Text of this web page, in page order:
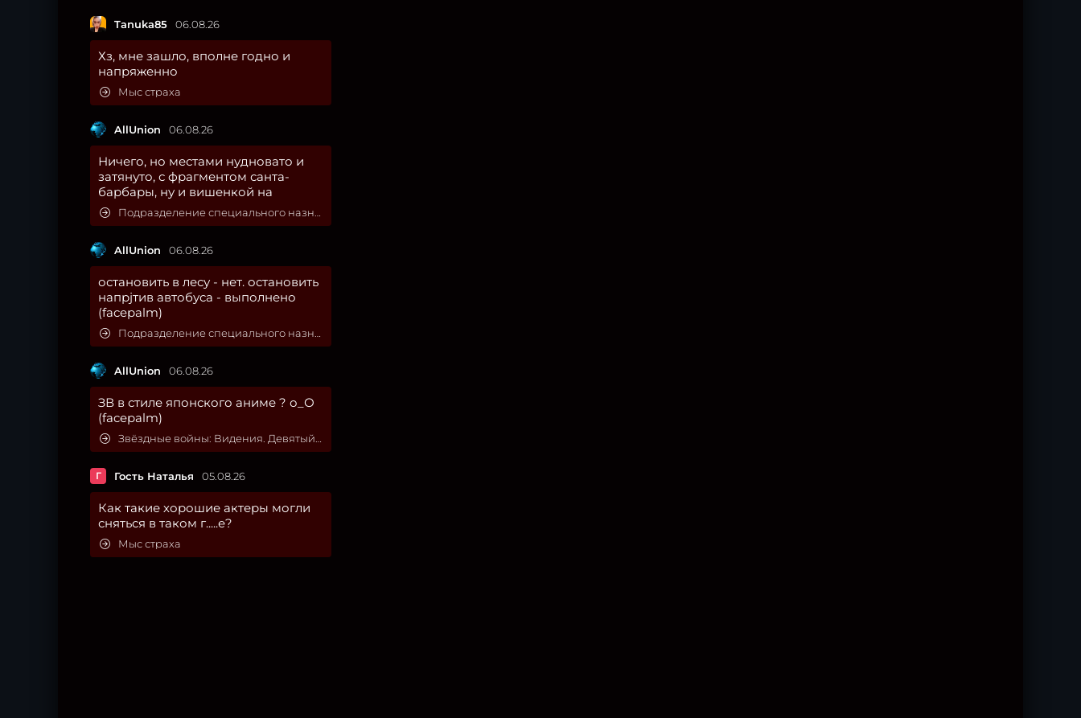
Tanuka85 06.08.26
Хз, мне зашло, вполне годно и
напряженно
Мыс страха
AllUnion 06.08.26
Ничего, но местами нудновато и
затянуто, с фрагментом санта-
барбары, ну и вишенкой на
Подразделение специального назначения
AllUnion 06.08.26
остановить в лесу - нет. остановить
напрjтив автобуса - выполнено
(facepalm)
Подразделение специального назначения
AllUnion 06.08.26
ЗВ в стиле японского аниме ? о_О
(facepalm)
Звёздные войны: Видения. Девятый джедай
Г Гость Наталья 05.08.26
Как такие хорошие актеры могли
сняться в таком г.....е?
Мыс страха